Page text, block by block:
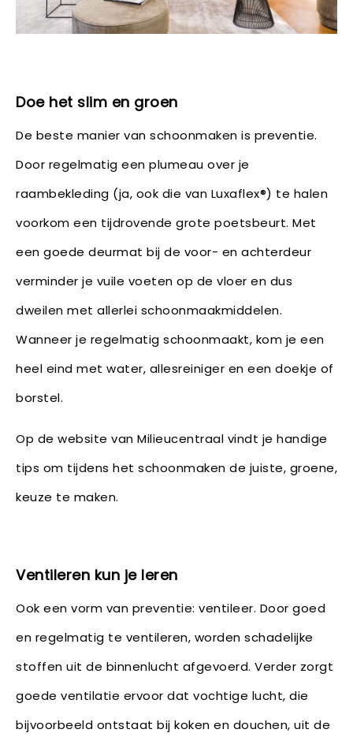
Doe het slim en groen
De beste manier van schoonmaken is preventie.
Door regelmatig een plumeau over je
raambekleding (ja, ook die van Luxaflex®) te halen
voorkom een tijdrovende grote poetsbeurt. Met
een goede deurmat bij de voor- en achterdeur
verminder je vuile voeten op de vloer en dus
dweilen met allerlei schoonmaakmiddelen.
Wanneer je regelmatig schoonmaakt, kom je een
heel eind met water, allesreiniger en een doekje of
borstel.
Op de website van Milieucentraal vindt je handige
tips om tijdens het schoonmaken de juiste, groene,
keuze te maken.
Ventileren kun je leren
Ook een vorm van preventie: ventileer. Door goed
en regelmatig te ventileren, worden schadelijke
stoffen uit de binnenlucht afgevoerd. Verder zorgt
goede ventilatie ervoor dat vochtige lucht, die
bijvoorbeeld ontstaat bij koken en douchen, uit de